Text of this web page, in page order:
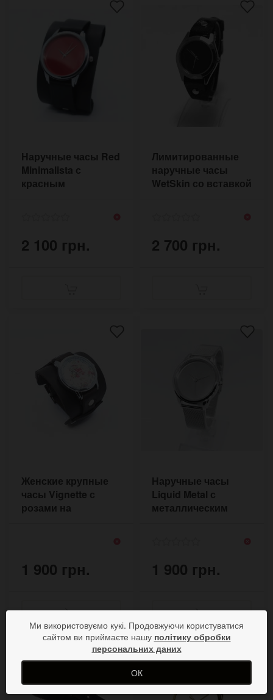
Наручные часы Red
Minimalista с
красным
2 100 грн.
Лимитированные
наручные часы
WetSkin со вставкой
2 700 грн.
Женские крупные
часы Vignette с
розами на
1 900 грн.
Наручные часы
Liquid Metal с
металлическим
1 900 грн.
Ми використовуємо кукі. Продовжуючи користуватися
сайтом ви приймаєте нашу політику обробки
персональних даних
ОК